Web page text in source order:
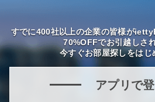
すでに400社以上の企業の皆様が
70%OFFでお引越しさ
今すぐお部屋探しをはじ
アプリで